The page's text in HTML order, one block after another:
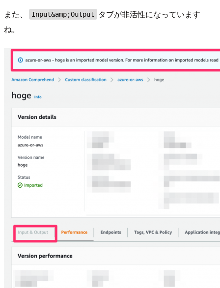
また、 Input&amp;Output
タブが非活性になっています
ね。